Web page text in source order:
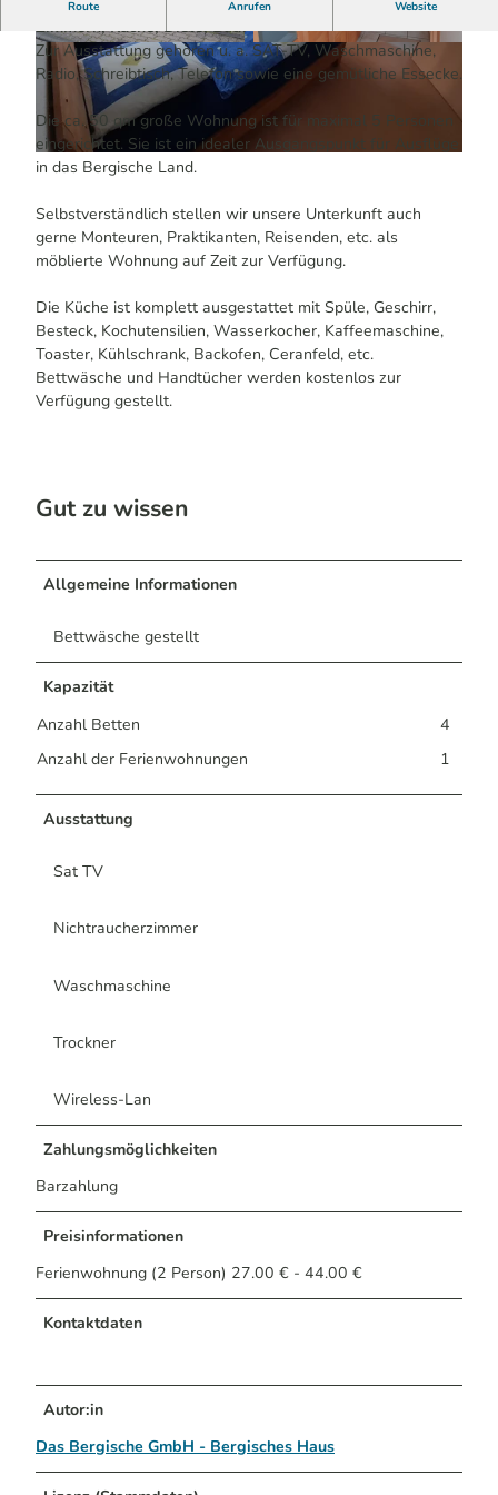
© Ferienwohnung Fontanestrasse, Olaf Hallek |
© Ferienwohnung Fontanestrasse, Olaf Hallek
CC-BY-SA
© Ferienwohnung Fontanestrasse, Olaf Hallek
CC-BY-SA
Route Anrufen Website
Unsere (Nichtraucher-) Ferienwohnung besteht aus zwei
Zimmern, Küche, Diele, Bad.
Zur Ausstattung gehören u. a. SAT-TV, Waschmaschine,
Radio, Schreibtisch, Telefon sowie eine gemütliche Essecke.
Die ca. 50 qm große Wohnung ist für maximal 5 Personen
eingerichtet. Sie ist ein idealer Ausgangspunkt für Ausflüge
in das Bergische Land.
Selbstverständlich stellen wir unsere Unterkunft auch
gerne Monteuren, Praktikanten, Reisenden, etc. als
möblierte Wohnung auf Zeit zur Verfügung.
Die Küche ist komplett ausgestattet mit Spüle, Geschirr,
Besteck, Kochutensilien, Wasserkocher, Kaffeemaschine,
Toaster, Kühlschrank, Backofen, Ceranfeld, etc.
Bettwäsche und Handtücher werden kostenlos zur
Verfügung gestellt.
Gut zu wissen
Allgemeine Informationen
Bettwäsche gestellt
Kapazität
Anzahl Betten
4
Anzahl der Ferienwohnungen
1
Ausstattung
Sat TV
Nichtraucherzimmer
Waschmaschine
Trockner
Wireless-Lan
Zahlungsmöglichkeiten
Barzahlung
Preisinformationen
Ferienwohnung (2 Person) 27.00 € - 44.00 €
Kontaktdaten
Autor:in
Das Bergische GmbH - Bergisches Haus